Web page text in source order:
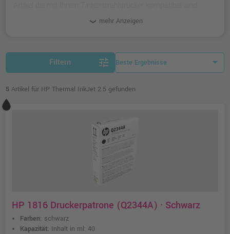
originalen Druckerpatronen von HP
unserer Hausmarke Ampertec
mehr Anzeigen
Filtern tune
5 Artikel für HP Thermal InkJet 2.5 gefunden
HP 1816 Druckerpatrone (Q2344A) · Schwarz
Farben: schwarz
Kapazität: Inhalt in ml: 40